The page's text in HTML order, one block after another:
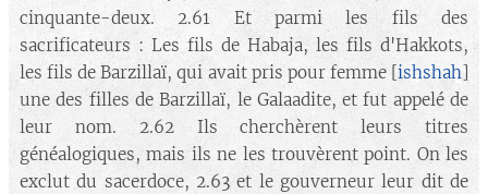
cinquante-deux. 2.61 Et parmi les fils des
sacrificateurs : Les fils de Habaja, les fils d'Hakkots,
les fils de Barzillaï, qui avait pris pour femme [ishshah
une des filles de Barzillaï, le Galaadite, et fut appelé de
leur nom. 2.62 Ils cherchèrent leurs titres
généalogiques, mais ils ne les trouvèrent point. On les
exclut du sacerdoce, 2.63 et le gouverneur leur dit de